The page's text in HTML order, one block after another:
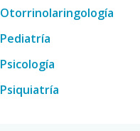
Otorrinolaringología
Pediatría
Psicología
Psiquiatría